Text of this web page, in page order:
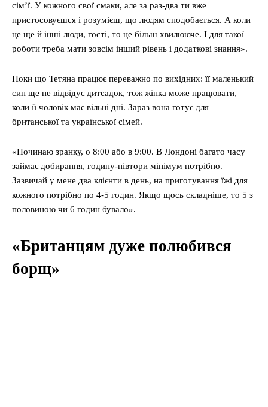
сім’ї. У кожного свої смаки, але за раз-два ти вже
пристосовуєшся і розумієш, що людям сподобається. А коли
це ще й інші люди, гості, то це більш хвилююче. І для такої
роботи треба мати зовсім інший рівень і додаткові знання».
Поки що Тетяна працює переважно по вихідних: її маленький
син ще не відвідує дитсадок, тож жінка може працювати,
коли її чоловік має вільні дні. Зараз вона готує для
британської та української сімей.
«Починаю зранку, о 8:00 або в 9:00. В Лондоні багато часу
займає добирання, годину-півтори мінімум потрібно.
Зазвичай у мене два клієнти в день, на приготування їжі для
кожного потрібно по 4-5 годин. Якщо щось складніше, то 5 з
половиною чи 6 годин бувало».
«Британцям дуже полюбився
борщ»